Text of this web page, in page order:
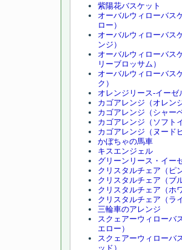
紫陽花バスケット
オーバルウィローバス
ロー）
オーバルウィローバス
ンジ）
オーバルウィローバス
リーブロッサム）
オーバルウィローバス
ク）
オレンジリース-イーゼ
カゴアレンジ（オレン
カゴアレンジ（シャー
カゴアレンジ（ソフト
カゴアレンジ（ヌード
かぼちゃの馬車
キスエンジェル
グリーンリース・イー
クリスタルチェア（ピ
クリスタルチェア（ブ
クリスタルチェア（ホ
クリスタルチェア（ラ
三輪車のアレンジ
スクェアーウィローバ
エロー）
スクェアーウィローバ
ッド）